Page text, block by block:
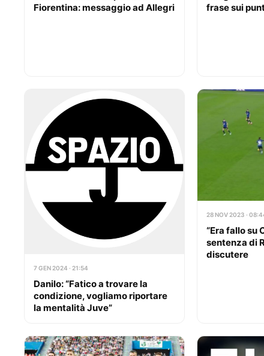
Fiorentina: messaggio ad Allegri
frase sui
7 GEN 2024 · 21:54
Danilo: “Fatico a trovare la
condizione, vogliamo riportare
la mentalità Juve”
28 NOV 2023 ·
“Era fallo su
sentenza di
discutere